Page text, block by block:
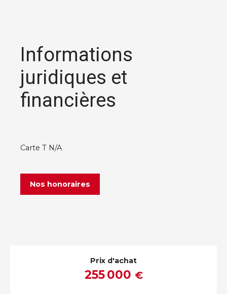
Informations
juridiques et
financières
Carte T N/A
Nos honoraires
Prix d'achat
255 000 €